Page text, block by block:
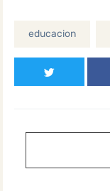
educacion